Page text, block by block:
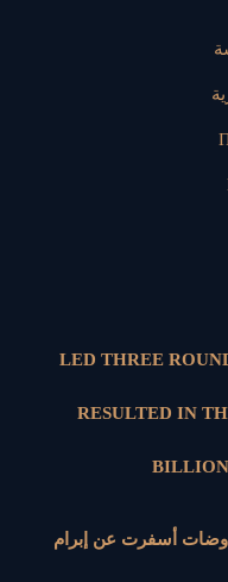
LED THREE
RESULTED IN
أسفرت عن إبرام